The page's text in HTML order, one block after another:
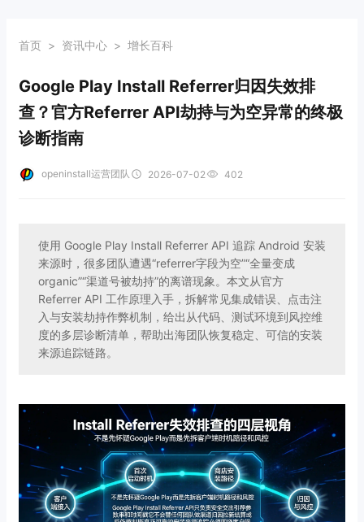
首页 > 资讯中心 > 增长百科
Google Play Install Referrer归因失效排
查？官方Referrer API劫持与为空异常的终极
诊断指南
openinstall运营团队 2026-07-02 402
使用 Google Play Install Referrer API 追踪 Android 安装
来源时，很多团队遭遇“referrer字段为空”“全量变成
organic”“渠道号被劫持”的离谱现象。本文从官方
Referrer API 工作原理入手，拆解常见集成错误、点击注
入与安装劫持作弊机制，给出从代码、测试环境到风控维
度的多层诊断清单，帮助出海团队恢复稳定、可信的安装
来源追踪链路。